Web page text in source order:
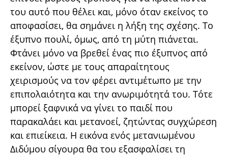
του αυτό που θέλει και, μόνο όταν εκείνος το
αποφασίσει, θα σημάνει η λήξη της σχέσης. Το
έξυπνο πουλί, όμως, από τη μύτη πιάνεται.
Φτάνει μόνο να βρεθεί ένας πιο έξυπνος από
εκείνον, ώστε με τους απαραίτητους
χειρισμούς να τον φέρει αντιμέτωπο με την
επιπολαιότητα και την ανωριμότητά του. Τότε
μπορεί ξαφνικά να γίνει το παιδί που
παρακαλάει και μετανοεί, ζητώντας συγχώρεση
και επιείκεια. Η εικόνα ενός μετανιωμένου
Διδύμου σίγουρα θα του εξασφαλίσει τη